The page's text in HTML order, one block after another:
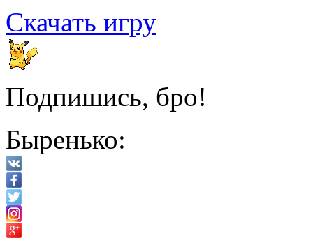
Скачать игру
Подпишись, бро!
Быренько: